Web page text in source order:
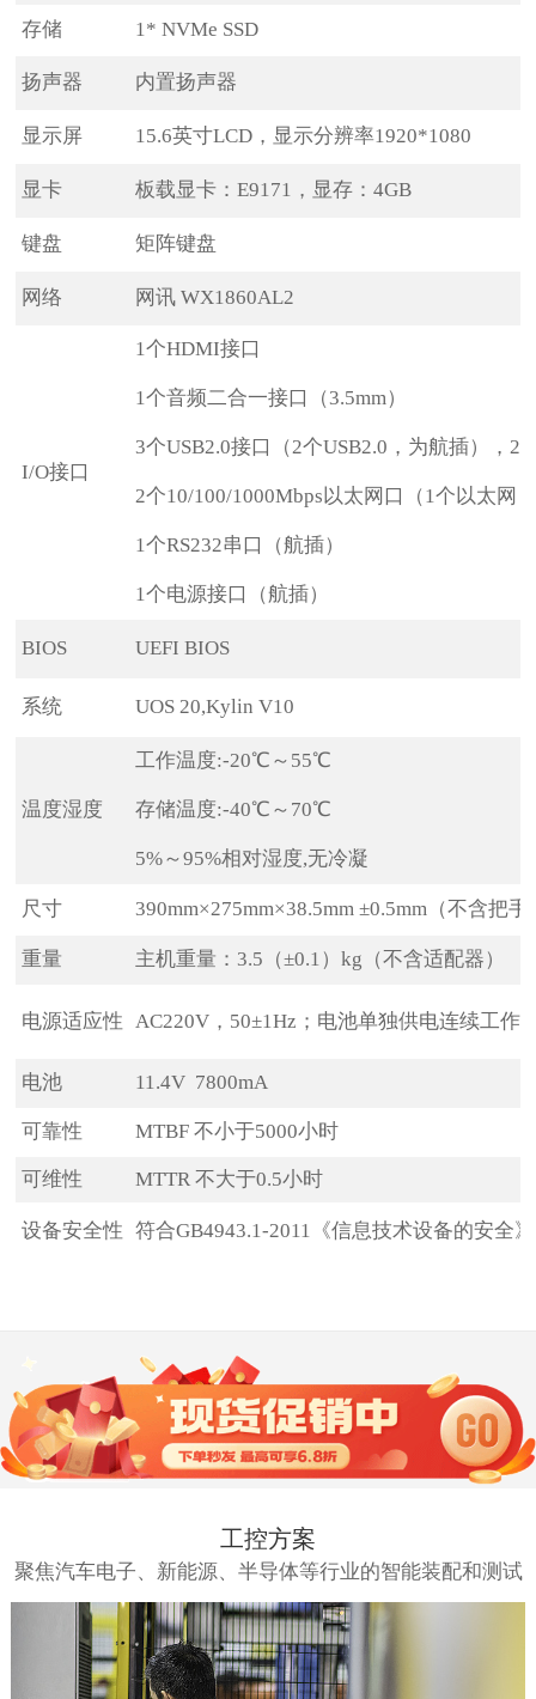
存储 1* NVMe SSD
扬声器 内置扬声器
显示屏 15.6英寸LCD，显示分辨率1920*1080
显卡 板载显卡：E9171，显存：4GB
键盘 矩阵键盘
网络 网讯 WX1860AL2
I/O接口
1个HDMI接口
1个音频二合一接口（3.5mm）
3个USB2.0接口（2个USB2.0，为航插），2
2个10/100/1000Mbps以太网口（1个以太网
1个RS232串口（航插）
1个电源接口（航插）
BIOS UEFI BIOS
系统 UOS 20,Kylin V10
温度湿度
工作温度:-20℃～55℃
存储温度:-40℃～70℃
5%～95%相对湿度,无冷凝
尺寸 390mm×275mm×38.5mm ±0.5mm（不含把
重量 主机重量：3.5（±0.1）kg（不含适配器）
电源适应性 AC220V，50±1Hz；电池单独供电连续工作
电池 11.4V 7800mA
可靠性 MTBF 不小于5000小时
可维性 MTTR 不大于0.5小时
设备安全性 符合GB4943.1-2011《信息技术设备的安全
工控方案
聚焦汽车电子、新能源、半导体等行业的智能装配和测试